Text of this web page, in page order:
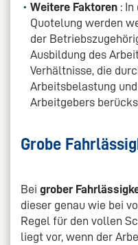
Weitere Faktoren :
Quotelung werden
der
Ausbildung des
Verhältnisse, die
Arbeitsbelastung
Arbeitgebers
Grobe
Bei grober
dieser genau wie bei
Regel für den vollen
liegt vor, wenn der